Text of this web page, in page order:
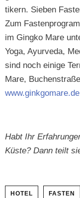
tik­ern. Sieben
Zum
im Gingko Mare
Yoga, Ayurve­da,
sind noch einige
Mare,
www.ginkgomare.de
Habt Ihr
Küste? Dann teilt
HOTEL FASTEN